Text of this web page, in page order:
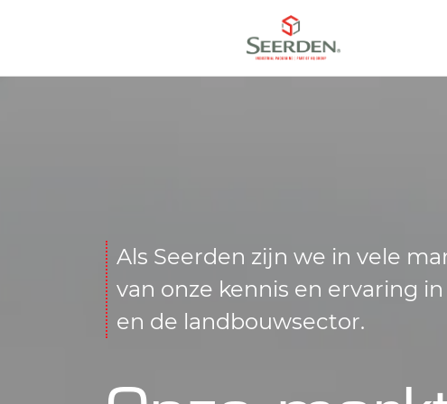
Als Seerden zijn we in vele
van onze kennis en ervaring
en de landbouwsector.